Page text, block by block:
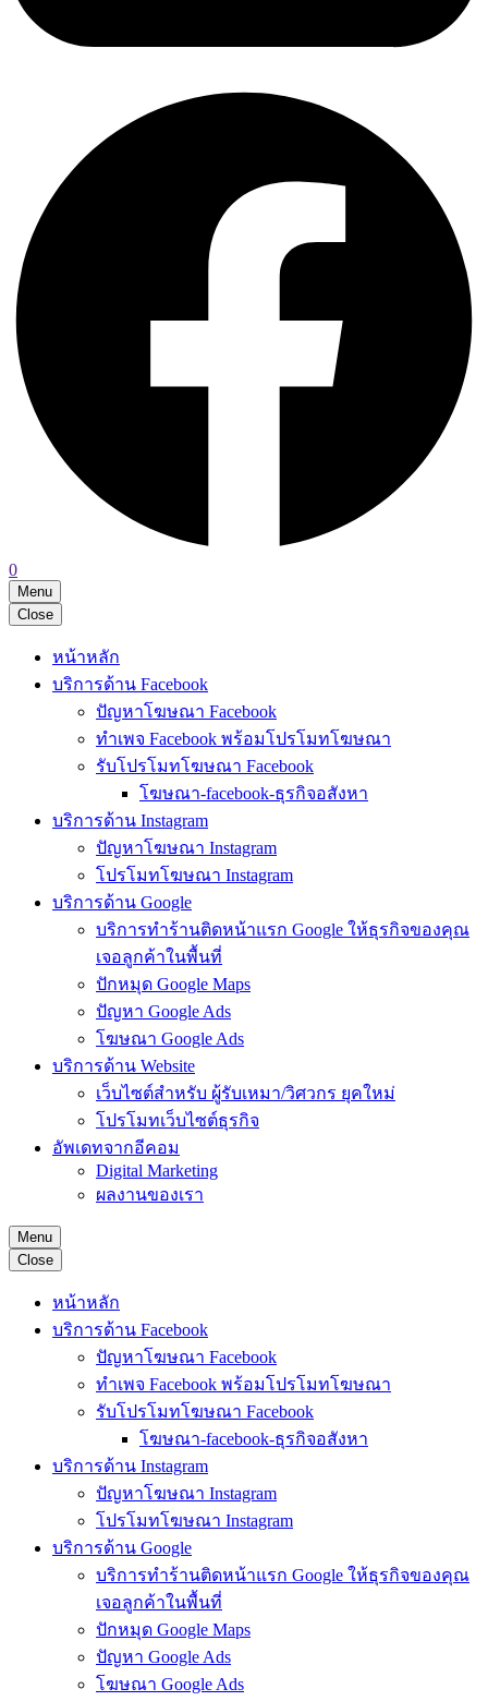
0
Menu
Close
หน้าหลัก
บริการด้าน Facebook
ปัญหาโฆษณา Facebook
ทำเพจ Facebook พร้อมโปรโมทโฆษณา
รับโปรโมทโฆษณา Facebook
โฆษณา-facebook-ธุรกิจอสังหา
บริการด้าน Instagram
ปัญหาโฆษณา Instagram
โปรโมทโฆษณา Instagram
บริการด้าน Google
บริการทำร้านติดหน้าแรก Google ให้ธุรกิจของคุณ
เจอลูกค้าในพื้นที่
ปักหมุด Google Maps
ปัญหา Google Ads
โฆษณา Google Ads
บริการด้าน Website
เว็บไซต์สำหรับ ผู้รับเหมา/วิศวกร ยุคใหม่
โปรโมทเว็บไซต์ธุรกิจ
อัพเดทจากอีคอม
Digital Marketing
ผลงานของเรา
Menu
Close
หน้าหลัก
บริการด้าน Facebook
ปัญหาโฆษณา Facebook
ทำเพจ Facebook พร้อมโปรโมทโฆษณา
รับโปรโมทโฆษณา Facebook
โฆษณา-facebook-ธุรกิจอสังหา
บริการด้าน Instagram
ปัญหาโฆษณา Instagram
โปรโมทโฆษณา Instagram
บริการด้าน Google
บริการทำร้านติดหน้าแรก Google ให้ธุรกิจของคุณ
เจอลูกค้าในพื้นที่
ปักหมุด Google Maps
ปัญหา Google Ads
โฆษณา Google Ads